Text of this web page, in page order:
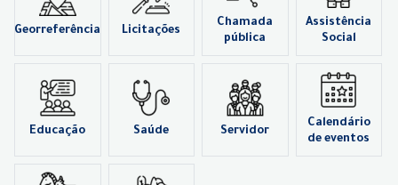
Georreferência Licitações
Chamada
pública
Assistência
Social
Educação Saúde Servidor
Calendário
de eventos